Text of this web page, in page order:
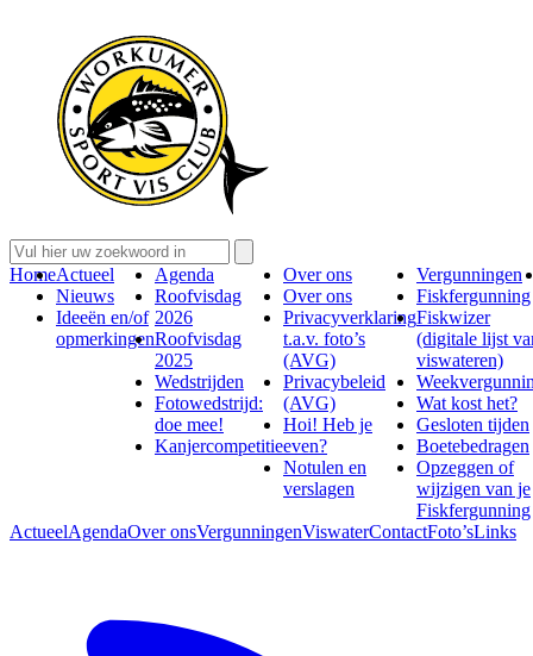
HomeActueel
Nieuws
Ideeën en/of
opmerkingen
Agenda
Roofvisdag
2026
Roofvisdag
2025
Wedstrijden
Fotowedstrijd:
doe mee!
Kanjercompetitie
Over ons
Over ons
Privacyverklaring
t.a.v. foto’s
(AVG)
Privacybeleid
(AVG)
Hoi! Heb je
even?
Notulen en
verslagen
Vergunningen
Fiskfergunning
Fiskwizer
(digitale lijst
viswateren)
Wat kost het?
Gesloten tijden
Boetebedragen
Opzeggen of
wijzigen van je
Fiskfergunning
ActueelAgendaOver onsVergunningenViswaterContactFoto’sLinks